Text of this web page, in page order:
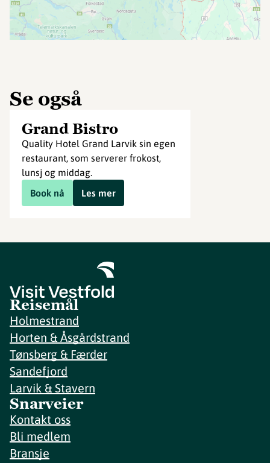
Se også
Grand Bistro
Quality Hotel Grand Larvik sin egen
restaurant, som serverer frokost,
lunsj og middag.
Book nå
Les mer
Reisemål
Holmestrand
Horten & Åsgårdstrand
Tønsberg & Færder
Sandefjord
Larvik & Stavern
Snarveier
Kontakt oss
Bli medlem
Bransje